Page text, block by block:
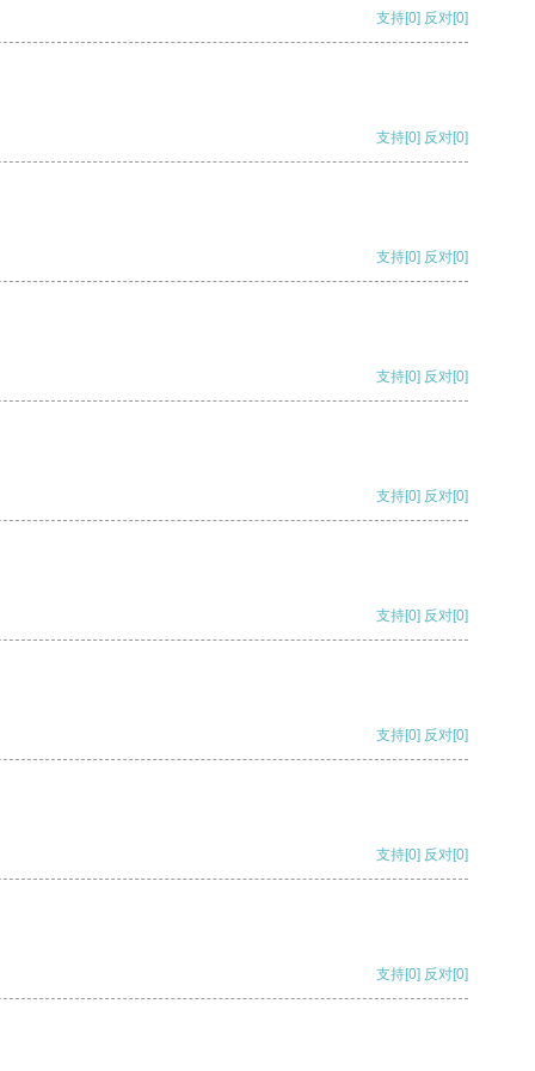
支持[0] 反对[0]
支持[0] 反对[0]
支持[0] 反对[0]
支持[0] 反对[0]
支持[0] 反对[0]
支持[0] 反对[0]
支持[0] 反对[0]
支持[0] 反对[0]
支持[0] 反对[0]